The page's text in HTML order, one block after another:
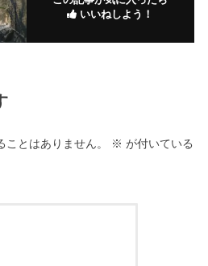
いいねしよう！
とはありません。 ※ が付いている